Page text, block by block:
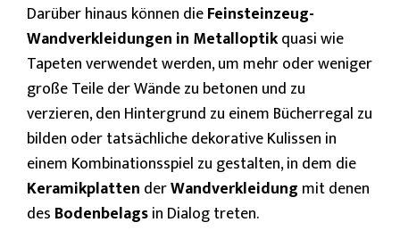
Darüber hinaus können dieFeinsteinzeug-
Wandverkleidungen in Metalloptikquasi wie
Tapeten verwendet werden, um mehr oder weniger
große Teile der Wände zu betonen und zu
verzieren, den Hintergrund zu einem Bücherregal zu
bilden oder tatsächliche dekorative Kulissen in
einem Kombinationsspiel zu gestalten, in dem die
Keramikplatten derWandverkleidung mit denen
des Bodenbelagsin Dialog treten.